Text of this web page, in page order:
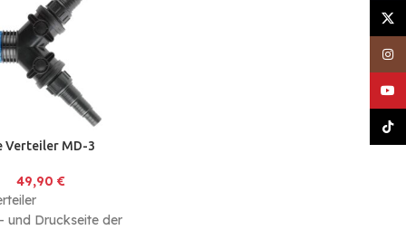
Verteiler MD-3
49,90 €
und Druckseite der